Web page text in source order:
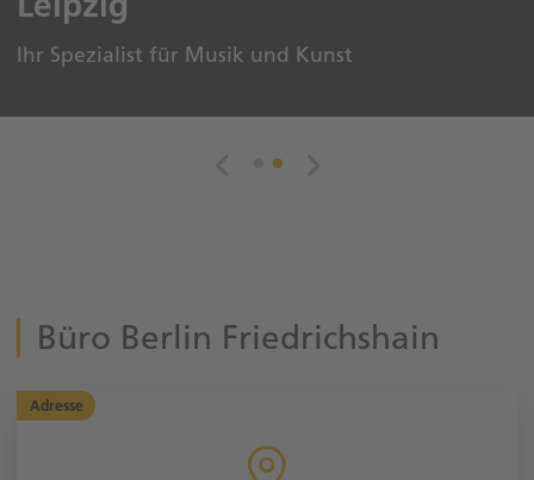
Ihr Spezialist für Musik und Kunst
Büro Berlin Friedrichshain
Adresse